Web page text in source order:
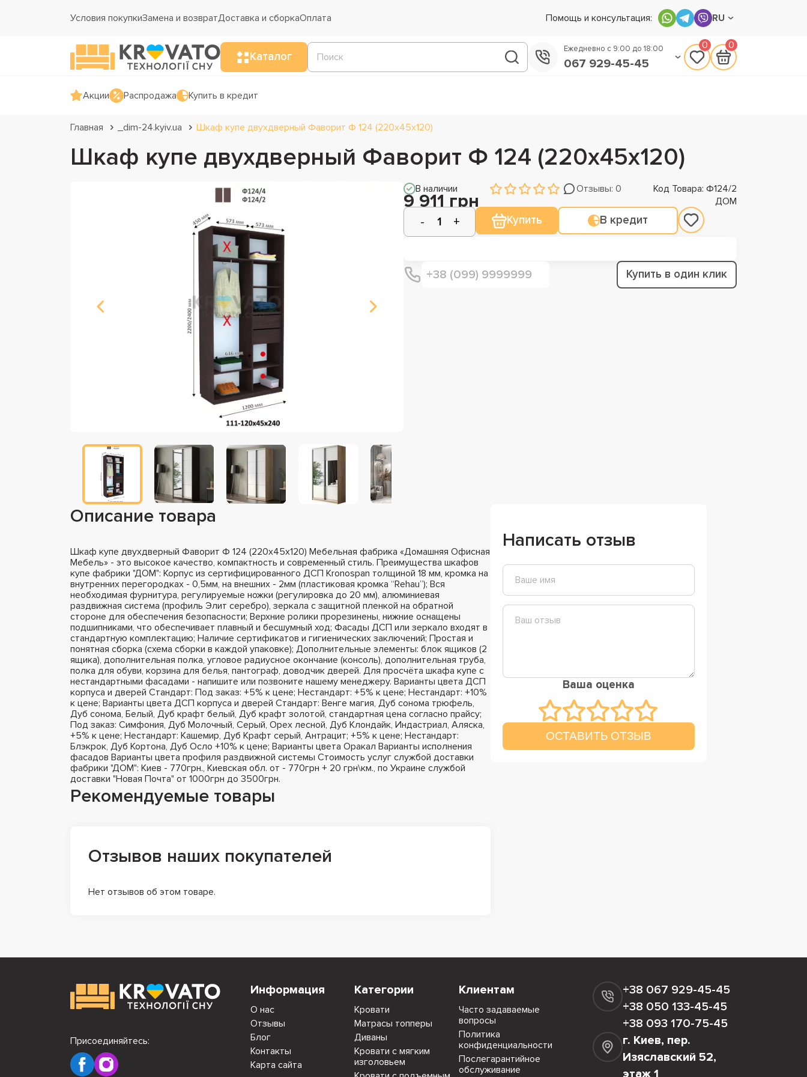
Условия покупкиЗамена и возвратДоставка и сборкаОплата Помощь и консультация: RU
Каталог
Ежедневно с 9:00 до 18:00
067 929-45-45
0 0
Акции Распродажа Купить в кредит
Главная _dim-24.kyiv.ua Шкаф купе двухдверный Фаворит Ф 124 (220х45х120)
Шкаф купе двухдверный Фаворит Ф 124 (220х45х120)
В наличии Отзывы: 0 Код Товара: Ф124/2
9 911 грн ДОМ
Купить В кредит
Купить в один клик
Описание товара
Шкаф купе двухдверный Фаворит Ф 124 (220х45х120) Мебельная фабрика «Домашняя Офисная
Мебель» - это высокое качество, компактность и современный стиль. Преимущества шкафов
купе фабрики "ДОМ": Корпус из сертифицированного ДСП Kronospan толщиной 18 мм, кромка на
внутренних перегородках - 0,5мм, на внешних - 2мм (пластиковая кромка “Rehau”); Вся
необходимая фурнитура, регулируемые ножки (регулировка до 20 мм), алюминиевая
раздвижная система (профиль Элит серебро), зеркала с защитной пленкой на обратной
стороне для обеспечения безопасности; Верхние ролики прорезинены, нижние оснащены
подшипниками, что обеспечивает плавный и бесшумный ход; Фасады ДСП или зеркало входят в
стандартную комплектацию; Наличие сертификатов и гигиенических заключений; Простая и
понятная сборка (схема сборки в каждой упаковке); Дополнительные элементы: блок ящиков (2
ящика), дополнительная полка, угловое радиусное окончание (консоль), дополнительная труба,
полка для обуви, корзина для белья, пантограф, доводчик дверей. Для просчёта шкафа купе с
нестандартными фасадами - напишите или позвоните нашему менеджеру. Варианты цвета ДСП
корпуса и дверей Стандарт: Под заказ: +5% к цене; Нестандарт: +5% к цене; Нестандарт: +10%
к цене; Варианты цвета ДСП корпуса и дверей Стандарт: Венге магия, Дуб сонома трюфель,
Дуб сонома, Белый, Дуб крафт белый, Дуб крафт золотой, стандартная цена согласно прайсу;
Под заказ: Симфония, Дуб Молочный, Серый, Орех лесной, Дуб Клондайк, Индастриал, Аляска,
+5% к цене; Нестандарт: Кашемир, Дуб Крафт серый, Антрацит; +5% к цене; Нестандарт:
Блэкрок, Дуб Кортона, Дуб Осло +10% к цене; Варианты цвета Оракал Варианты исполнения
фасадов Варианты цвета профиля раздвижной системы Стоимость услуг службой доставки
фабрики "ДОМ": Киев - 770грн., Киевская обл. от - 770грн + 20 грн\км., по Украине службой
доставки "Новая Почта" от 1000грн до 3500грн.
Рекомендуемые товары
Отзывов наших покупателей
Нет отзывов об этом товаре.
Написать отзыв
Ваша оценка
ОСТАВИТЬ ОТЗЫВ
Информация
О нас
Отзывы
Блог
Контакты
Карта сайта
Категории
Кровати
Матрасы топперы
Диваны
Кровати с мягким
изголовьем
Клиентам
Часто задаваемые
вопросы
Политика
конфиденциальности
Послегарантийное
обслуживание
+38 067 929-45-45
+38 050 133-45-45
+38 093 170-75-45
г. Киев, пер.
Изяславский 52,
этаж 1
Присоединяйтесь: